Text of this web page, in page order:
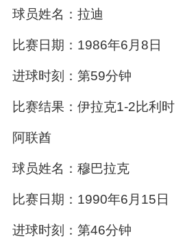
球员姓名：拉迪
比赛日期：1986年6月8日
进球时刻：第59分钟
比赛结果：伊拉克1-2比利时
阿联酋
球员姓名：穆巴拉克
比赛日期：1990年6月15日
进球时刻：第46分钟